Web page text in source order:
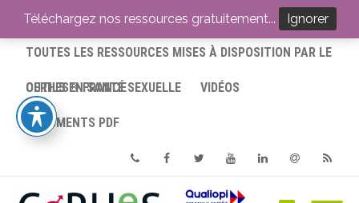
ACCUEIL
TOUTES LES RESSOURCES MISES À DISPOSITION PAR LE
CERHES® FRANCE
OUTILS EN SANTÉ SEXUELLE VIDÉOS
DOCUMENTS PDF
PhoneFacebookTwitterYoutube
Téléchargez nos ressources gratuitement... Ignorer